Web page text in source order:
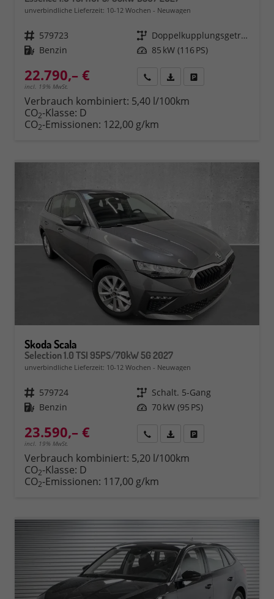
unverbindliche Lieferzeit: 10-12 Wochen Neuwagen
Fahrzeugnr. 579723 Getriebe
Doppelkupplungsgetriebe (DSG)
Kraftstoff Benzin Leistung 85 kW (116 PS)
22.790,– €
incl. 19% MwSt.
Rückruf PDF-Datei, Fahrzeugexposé
Verbrauch kombiniert: 5,40 l/100km
CO2-Klasse: D
CO2-Emissionen: 122,00 g/km
Skoda Scala
Selection 1.0 TSI 95PS/70kW 5G 2027
unverbindliche Lieferzeit: 10-12 Wochen Neuwagen
Fahrzeugnr. 579724 Getriebe Schalt. 5-Gang
Kraftstoff Benzin Leistung 70 kW (95 PS)
23.590,– €
incl. 19% MwSt.
Rückruf PDF-Datei, Fahrzeugexposé
Verbrauch kombiniert: 5,20 l/100km
CO2-Klasse: D
CO2-Emissionen: 117,00 g/km